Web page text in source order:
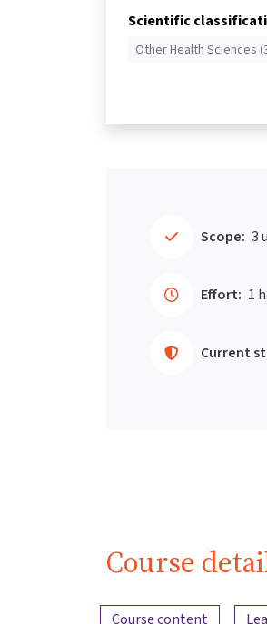
Scientific
Other Health Sciences
Scope: 3
Effort: 1
Current
Course
Content overview
Course content